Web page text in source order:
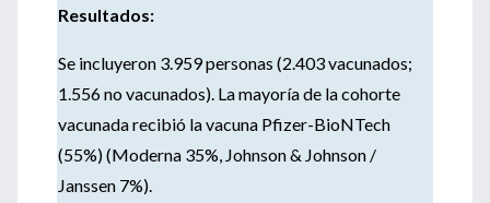
Resultados:
Se incluyeron 3.959 personas (2.403 vacunados;
1.556 no vacunados). La mayoría de la cohorte
vacunada recibió la vacuna Pfizer-BioNTech
(55%) (Moderna 35%, Johnson & Johnson /
Janssen 7%).